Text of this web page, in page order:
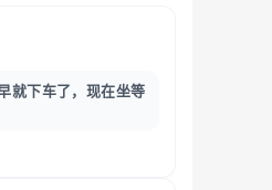
就下车了，现在坐等